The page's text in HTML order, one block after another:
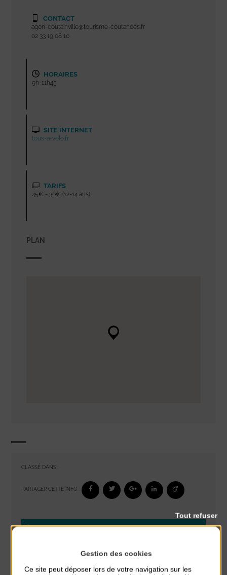
CONTACT
agon-coutainville@tourisme-coutances.fr
02 33 19 08 10
HORAIRES
9h-11h45
SITE INTERNET
tous-a-velo.fr
TARIFS
45€ - 30€ (12-14 ans)
PLAN
CLASSÉ DANS :
PARTAGER CETTE INFO :
À noter aussi
Glisse & Environnement
Place du Général de Gaulle
Gestion des cookies
Ce site peut déposer lors de votre navigation sur les
Tout refuser